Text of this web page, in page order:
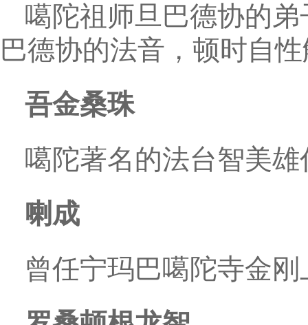
噶陀祖师旦巴德协的
巴德协的法音，顿时自
吾金桑珠
噶陀著名的法台智美
喇成
曾任宁玛巴噶陀寺金